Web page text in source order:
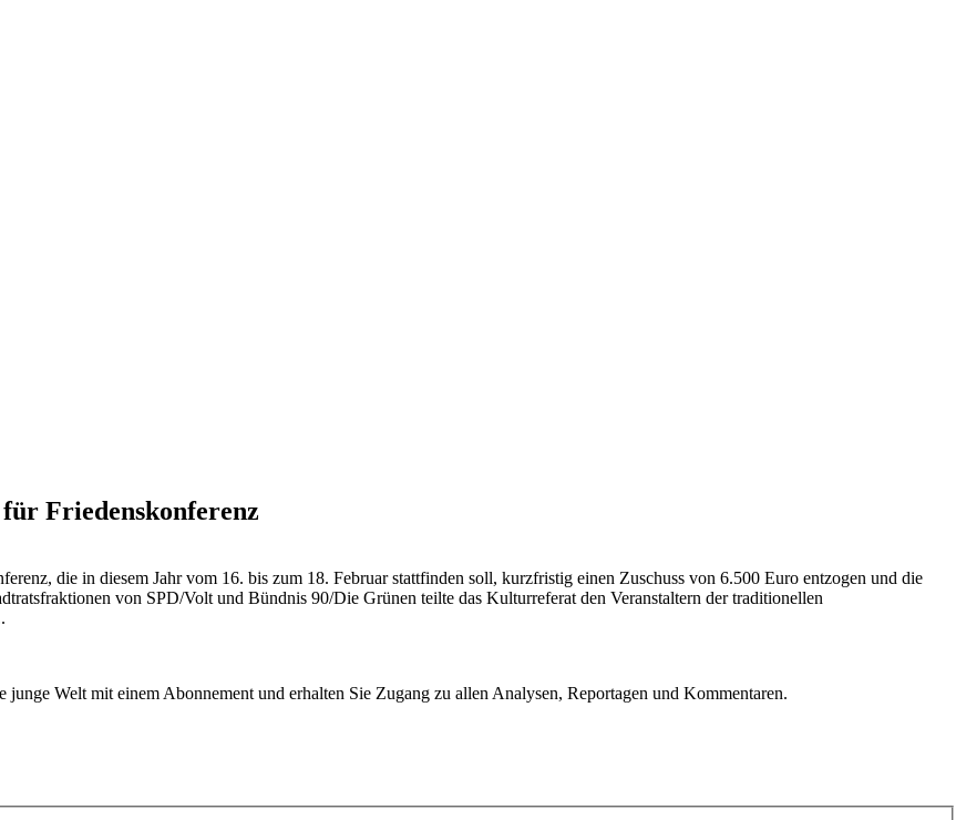
Friedenskonferenz
die in diesem Jahr vom 16. bis zum 18. Februar stattfinden soll, kurzfristig einen Zuschuss von 6.500 Euro entzogen und die
von SPD/Volt und Bündnis 90/Die Grünen teilte das Kulturreferat den Veranstaltern der traditionellen
Welt mit einem Abonnement und erhalten Sie Zugang zu allen Analysen, Reportagen und Kommentaren.